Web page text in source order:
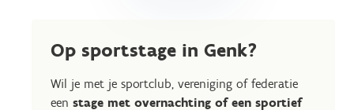
Op sportstage in Genk?
Wil je met je sportclub, vereniging of federatie
een stage met overnachting of een sportief